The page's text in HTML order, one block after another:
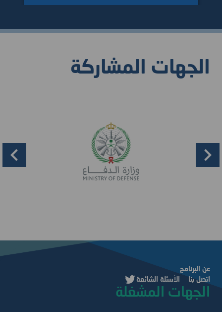
1
الجهات المشاركة
1
22
عن البرنامج
اتصل بنا
الأسئلة الشائعة
الجهات المشغلة